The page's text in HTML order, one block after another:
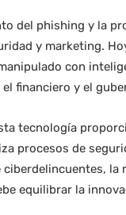
del phishing y la
y marketing.
con
financiero y el
tecnología
procesos de
la
equilibrar la